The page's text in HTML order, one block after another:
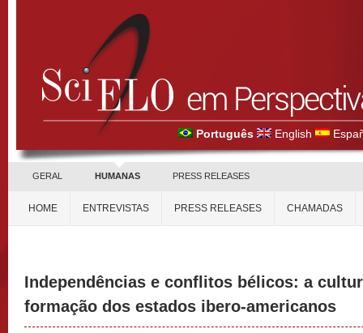
Português English
GERAL HUMANAS PRESS RELEASES
HOME ENTREVISTAS PRESS RELEASES CHAMADAS
Independências e conflitos bélicos: a
formação dos estados ibero-americanos